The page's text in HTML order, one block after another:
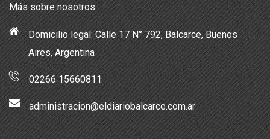
Más sobre nosotros
Domicilio legal: Calle 17 N° 792, Balcarce, Buenos
Aires, Argentina
02266 15660811
administracion@eldiariobalcarce.com.ar